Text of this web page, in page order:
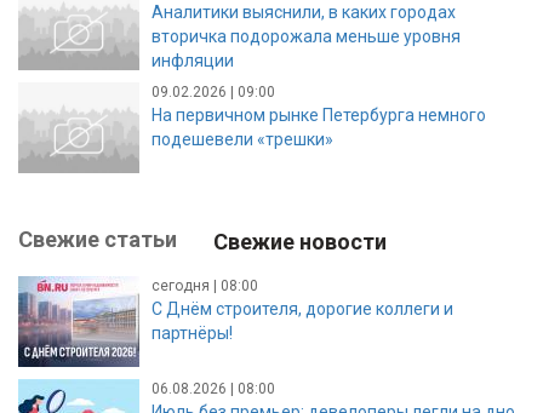
Аналитики выяснили, в каких городах
вторичка подорожала меньше уровня
инфляции
09.02.2026 | 09:00
На первичном рынке Петербурга немного
подешевели «трешки»
Свежие статьи Свежие новости
сегодня | 08:00
С Днём строителя, дорогие коллеги и
партнёры!
06.08.2026 | 08:00